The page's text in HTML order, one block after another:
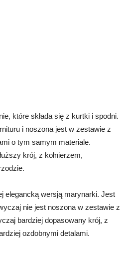
które składa się z kurtki i spodni.
i noszona jest w zestawie z
o tym samym materiale.
krój, z kołnierzem,
elegancką wersją marynarki. Jest
nie jest noszona w zestawie z
bardziej dopasowany krój, z
ozdobnymi detalami.